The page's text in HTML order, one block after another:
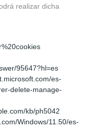
realizar dicha
95647?hl=es
es-
delete-manage-
kb/ph5042
Windows/11.50/es-